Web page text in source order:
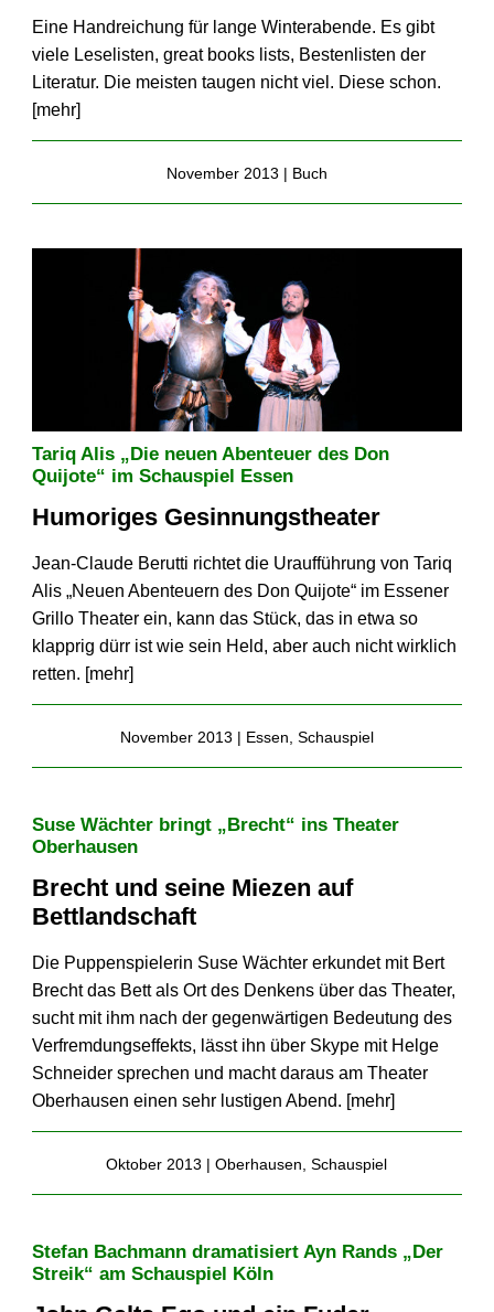
Eine Handreichung für lange Winterabende. Es gibt
viele Leselisten, great books lists, Bestenlisten der
Literatur. Die meisten taugen nicht viel. Diese schon.
[mehr]
November 2013 | Buch
Tariq Alis „Die neuen Abenteuer des Don
Quijote“ im Schauspiel Essen
Humoriges Gesinnungstheater
Jean-Claude Berutti richtet die Uraufführung von Tariq
Alis „Neuen Abenteuern des Don Quijote“ im Essener
Grillo Theater ein, kann das Stück, das in etwa so
klapprig dürr ist wie sein Held, aber auch nicht wirklich
retten. [mehr]
November 2013 | Essen Schauspiel
Suse Wächter bringt „Brecht“ ins Theater
Oberhausen
Brecht und seine Miezen auf
Bettlandschaft
Die Puppenspielerin Suse Wächter erkundet mit Bert
Brecht das Bett als Ort des Denkens über das Theater,
sucht mit ihm nach der gegenwärtigen Bedeutung des
Verfremdungs­effekts, lässt ihn über Skype mit Helge
Schneider sprechen und macht daraus am Theater
Oberhausen einen sehr lustigen Abend. [mehr]
Oktober 2013 |Oberhausen ,Schauspiel
Stefan Bachmann dramatisiert Ayn Rands „Der
Streik“ am Schauspiel Köln